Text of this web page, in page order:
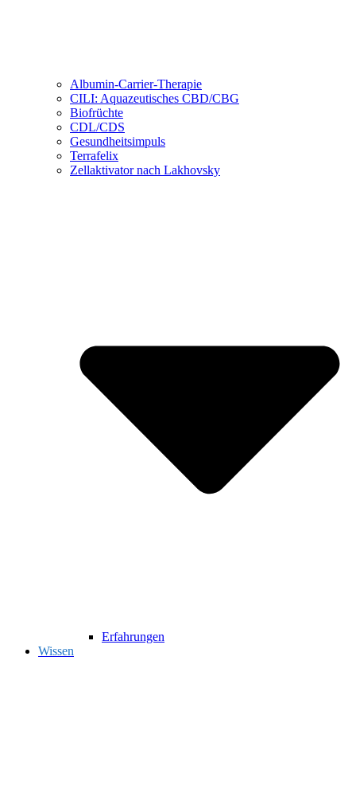
Albumin-Carrier-Therapie
CILI: Aquazeutisches CBD/CBG
Biofrüchte
CDL/CDS
Gesundheitsimpuls
Terrafelix
Zellaktivator nach Lakhovsky
Erfahrungen
Wissen